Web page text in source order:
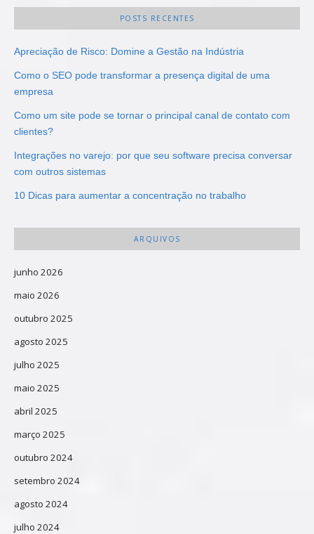
POSTS RECENTES
Apreciação de Risco: Domine a Gestão na Indústria
Como o SEO pode transformar a presença digital de uma
empresa
Como um site pode se tornar o principal canal de contato com
clientes?
Integrações no varejo: por que seu software precisa conversar
com outros sistemas
10 Dicas para aumentar a concentração no trabalho
ARQUIVOS
junho 2026
maio 2026
outubro 2025
agosto 2025
julho 2025
maio 2025
abril 2025
março 2025
outubro 2024
setembro 2024
agosto 2024
julho 2024